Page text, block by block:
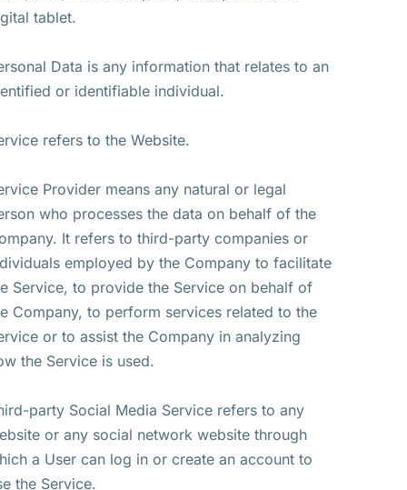
tablet.
Data is any information that relates to an
or identifiable individual.
refers to the Website.
Provider means any natural or legal
who processes the data on behalf of the
It refers to third-party companies or
employed by the Company to facilitate
Service, to provide the Service on behalf of
Company, to perform services related to the
or to assist the Company in analyzing
the Service is used.
party Social Media Service refers to any
or any social network website through
a User can log in or create an account to
the Service.